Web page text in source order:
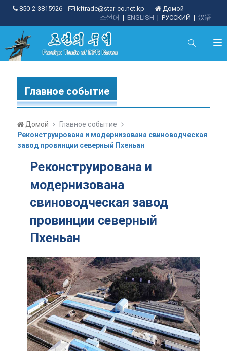
850-2-3815926 kftrade@star-co.net.kp
Домой
| 汉语
| РУССКИЙ
| ENGLISH
조선어
Главное событие
Домой
Главное событие
Реконструирована и модернизована свиноводческая
завод провинции северный Пхеньан
Реконструирована и
модернизована
свиноводческая завод
провинции северный
Пхеньан